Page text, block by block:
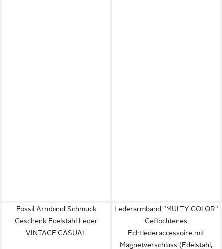
Fossil Armband Schmuck
Geschenk Edelstahl Leder
VINTAGE CASUAL
Lederarmband "MULTY COLOR"
Geflochtenes
Echtlederaccessoire mit
Magnetverschluss (Edelstahl,